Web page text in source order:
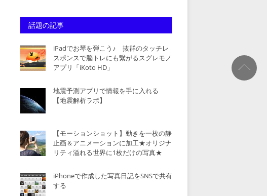
話題の記事
iPadでお琴を弾こう♪ 抜群のタッチレ
スポンスで脳トレにも繋がるスグレモノ
アプリ「iKoto HD」
地震予測アプリで情報を手に入れる
【地震解析ラボ】
【モーションショット】動きを一枚の静
止画＆アニメーションに加工★オリジナ
リティ溢れる世界に1枚だけの写真★
iPhoneで作成した写真日記をSNSで共有
する